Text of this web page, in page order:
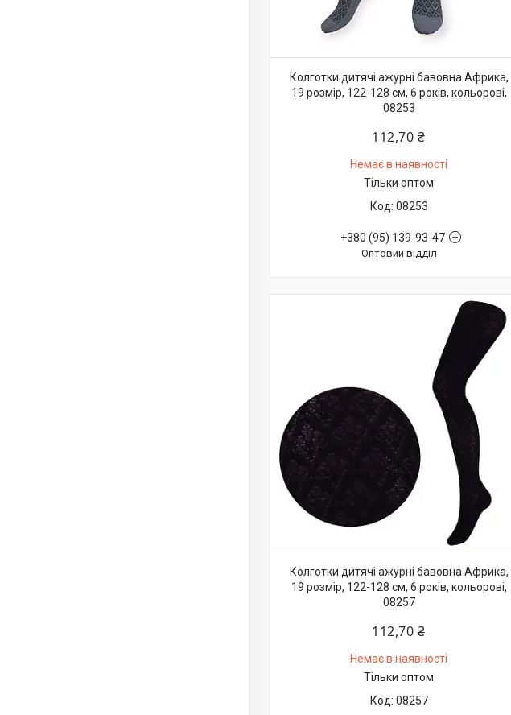
Колготки дитячі ажурні бавовна Африка,
19 розмір, 122-128 см, 6 років, кольорові,
08253
112,70 ₴
Немає в наявності
Тільки оптом
08253
+380 (95) 139-93-47
Оптовий відділ
Колготки дитячі ажурні бавовна Африка,
19 розмір, 122-128 см, 6 років, кольорові,
08257
112,70 ₴
Немає в наявності
Тільки оптом
08257